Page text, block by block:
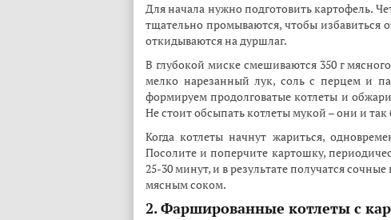
Для начала нужно подготовить картофель.
тщательно промываются, чтобы избавиться
откидываются на дуршлаг.
В глубокой миске смешиваются 350 г
мелко нарезанный лук, соль с перцем и
формируем продолговатые котлеты и
Не стоит обсыпать котлеты мукой – они и
Когда котлеты начнут жариться,
Посолите и поперчите картошку,
25-30 минут, и в результате получатся
мясным соком.
2. Фаршированные котлеты с